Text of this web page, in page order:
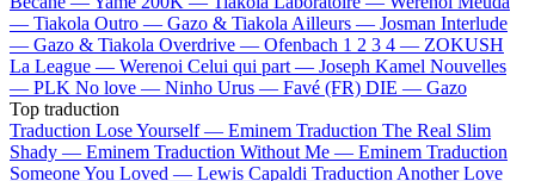
— Tiakola Outro — Gazo & Tiakola Ailleurs — Josman Interlude
— Gazo & Tiakola Overdrive — Ofenbach 1 2 3 4 — ZOKUSH
La League — Werenoi Celui qui part — Joseph Kamel Nouvelles
— PLK No love — Ninho Urus — Favé (FR) DIE — Gazo
Top traduction
Traduction Lose Yourself — Eminem Traduction The Real Slim
Shady — Eminem Traduction Without Me — Eminem Traduction
Someone You Loved — Lewis Capaldi Traduction Another Love